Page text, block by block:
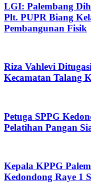
LGI: Palembang
Plt. PUPR Biang
Pembangunan Fisik
Riza Vahlevi
Kecamatan Talang
Petuga SPPG
Pelatihan Pangan
Kepala KPPG
Kedondong Raye 1